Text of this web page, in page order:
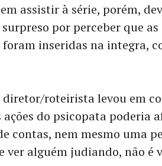
assistir à série, porém,
por perceber que
inseridas na integra,
roteirista levou em
do psicopata poderia
contas, nem mesmo uma
ver alguém judiando, não é